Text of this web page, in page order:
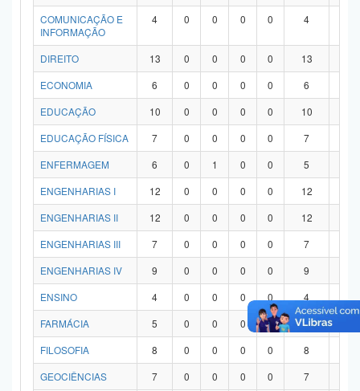
COMUNICAÇÃO E
INFORMAÇÃO
4 0 0 0 0 4
DIREITO 13 0 0 0 0 13
ECONOMIA
6 0 0 0 0 6
EDUCAÇÃO
10 0 0 0 0 10
EDUCAÇÃO FÍSICA
7 0 0 0 0 7
ENFERMAGEM
6 0 1 0 0 5
ENGENHARIAS I
12 0 0 0 0 12
ENGENHARIAS II
12 0 0 0 0 12
ENGENHARIAS III
7 0 0 0 0 7
ENGENHARIAS IV
9 0 0 0 0 9
ENSINO
4 0 0 0 0 4
FARMÁCIA
5 0 0 0 0 5
FILOSOFIA
8 0 0 0 0 8
GEOCIÊNCIAS
7 0 0 0 0 7